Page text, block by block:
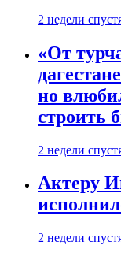
2 недели
«От
но
строить
2 недели
Актеру
2 недели